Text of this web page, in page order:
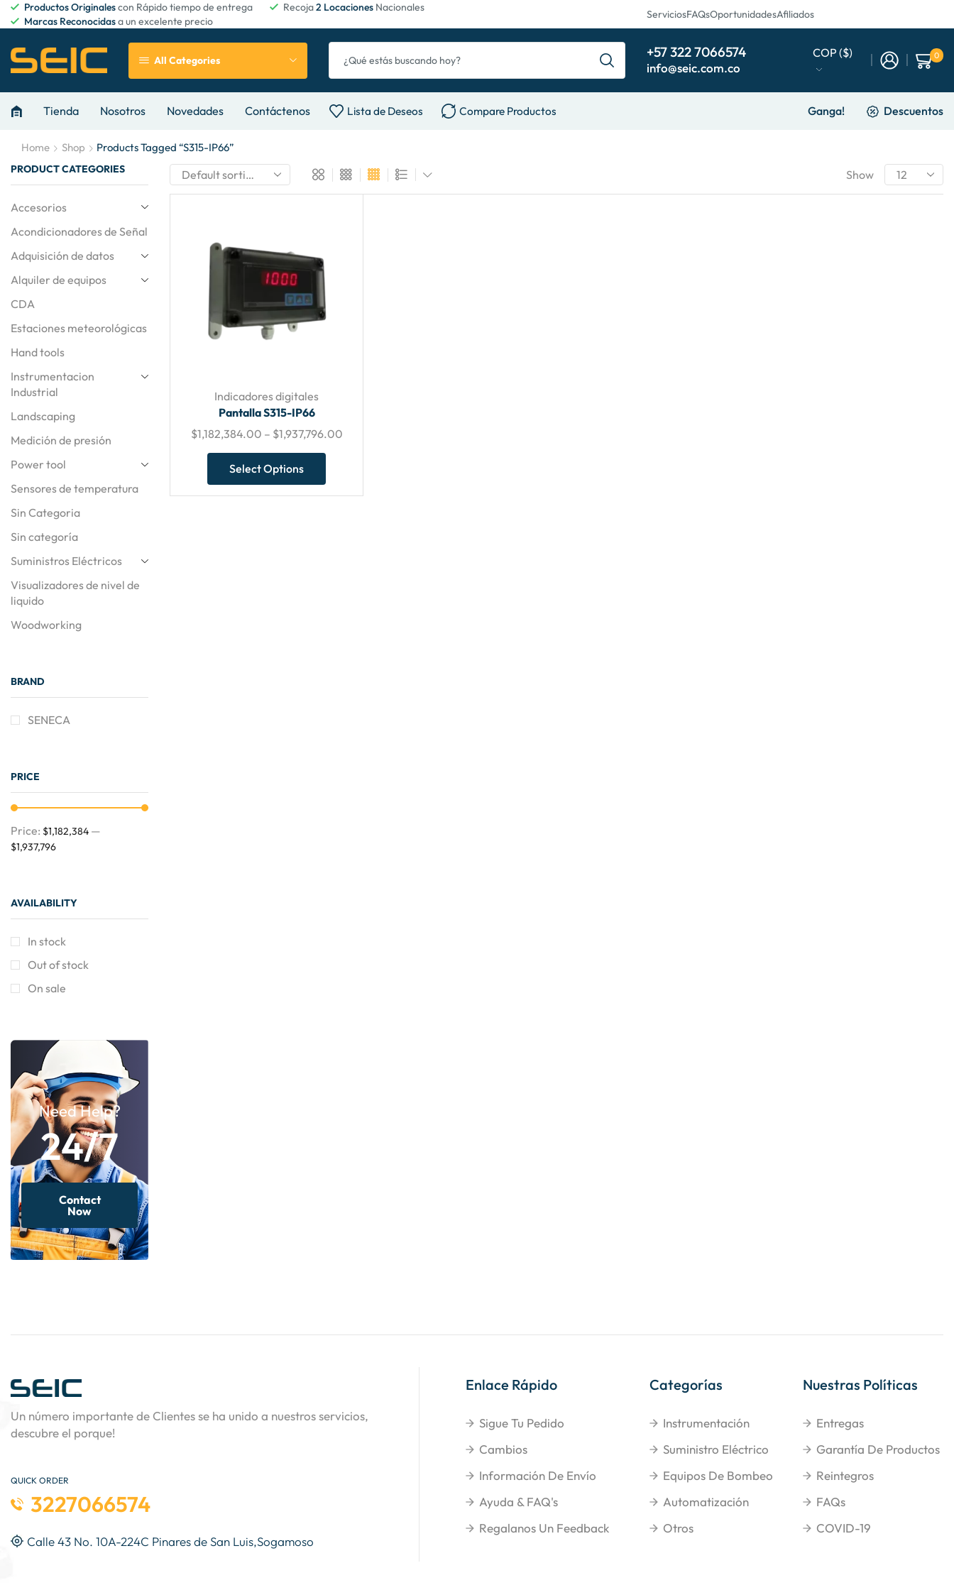
Productos Originalescon Rápido tiempo de entrega Recoja2 Locaciones Nacionales
Marcas Reconocidasa un excelente precio
ServiciosFAQsOportunidadesAfiliados
All Categories +57 322 7066574
info@seic.com.co
COP ($) 0
Tienda Nosotros Novedades Contáctenos Lista de Deseos Compare Productos Ganga! Descuentos
Home Shop Products Tagged “S315-IP66”
Show
Indicadores digitales
Pantalla S315-IP66
$1,182,384.00 – $1,937,796.00
Select Options
PRODUCT CATEGORIES
Accesorios
Acondicionadores de Señal
Adquisición de datos
Alquiler de equipos
CDA
Estaciones meteorológicas
Hand tools
Instrumentacion
Industrial
Landscaping
Medición de presión
Power tool
Sensores de temperatura
Sin Categoria
Sin categoría
Suministros Eléctricos
Visualizadores de nivel de
liquido
Woodworking
BRAND
SENECA
PRICE
Price: $1,182,384 —
$1,937,796
AVAILABILITY
In stock
Out of stock
On sale
Need Help?
24/7
Contact
Now
Un número importante de Clientes se ha unido a nuestros servicios,
descubre el porque!
QUICK ORDER
3227066574
Calle 43 No. 10A-224C Pinares de San Luis,Sogamoso
Enlace Rápido
Sigue Tu Pedido
Cambios
Información De Envío
Ayuda & FAQ's
Regalanos Un Feedback
Categorías
Instrumentación
Suministro Eléctrico
Equipos De Bombeo
Automatización
Otros
Nuestras Políticas
Entregas
Garantía De Productos
Reintegros
FAQs
COVID-19